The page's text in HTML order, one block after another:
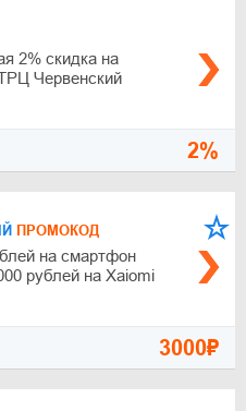
2% скидка на
Червенский
2%
ПРОМОКОД
на смартфон
рублей на Xaiomi
3000₽